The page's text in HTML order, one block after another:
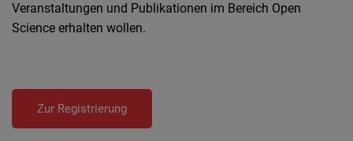
Veranstaltungen und Publikationen im Bereich Open
Science erhalten wollen.
Zur Registrierung